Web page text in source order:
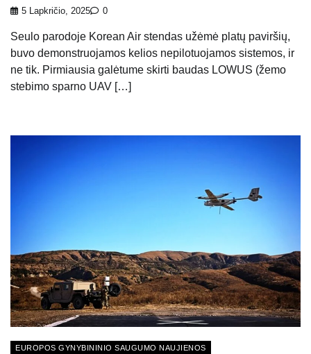
5 Lapkričio, 2025 0
Seulo parodoje Korean Air stendas užėmė platų paviršių,
buvo demonstruojamos kelios nepilotuojamos sistemos, ir
ne tik. Pirmiausia galėtume skirti baudas LOWUS (žemo
stebimo sparno UAV […]
EUROPOS GYNYBININIO SAUGUMO NAUJIENOS